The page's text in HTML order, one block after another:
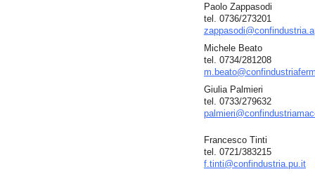
Paolo Zappasodi
tel. 0736/273201
Michele Beato
tel. 0734/281208
Giulia Palmieri
tel. 0733/279632
Francesco Tinti
tel. 0721/383215
f.tinti@confindustria.pu.it